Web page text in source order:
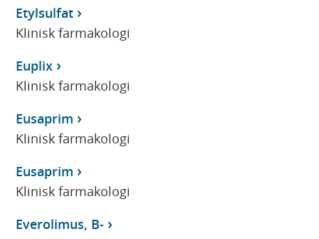
Etylsulfat
Klinisk farmakologi
Euplix
Klinisk farmakologi
Eusaprim
Klinisk farmakologi
Eusaprim
Klinisk farmakologi
Everolimus, B-